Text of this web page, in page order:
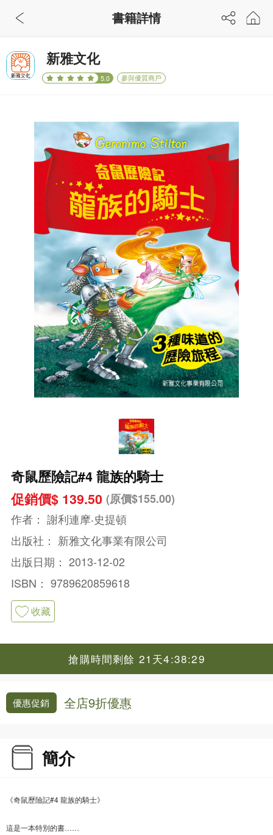
新雅文化
5.0 參與優質商戶
奇鼠歷險記#4 龍族的騎士
促銷價$ 139.50 (原價$155.00)
作者： 謝利連摩‧史提頓
出版社： 新雅文化事業有限公司
出版日期： 2013-12-02
ISBN： 9789620859618
收藏
搶購時間剩餘 21天4:38:28
優惠促銷 全店9折優惠
簡介
《奇鼠歷險記#4 龍族的騎士》
這是一本特別的書……
書籍詳情